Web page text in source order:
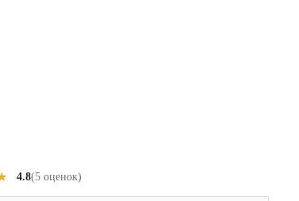
4.8(5 оценок)